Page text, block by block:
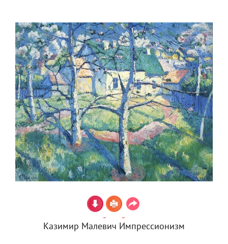
Казимир Малевич Импрессионизм